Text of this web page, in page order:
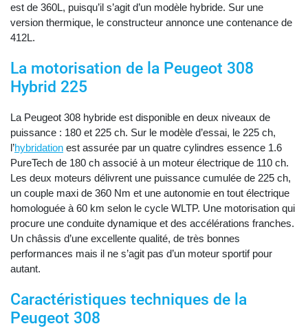
est de 360L, puisqu’il s’agit d’un modèle hybride. Sur une
version thermique, le constructeur annonce une contenance de
412L.
La motorisation de la Peugeot 308
Hybrid 225
La Peugeot 308 hybride est disponible en deux niveaux de
puissance : 180 et 225 ch. Sur le modèle d’essai, le 225 ch,
l’hybridation est assurée par un quatre cylindres essence 1.6
PureTech de 180 ch associé à un moteur électrique de 110 ch.
Les deux moteurs délivrent une puissance cumulée de 225 ch,
un couple maxi de 360 Nm et une autonomie en tout électrique
homologuée à 60 km selon le cycle WLTP. Une motorisation qui
procure une conduite dynamique et des accélérations franches.
Un châssis d’une excellente qualité, de très bonnes
performances mais il ne s’agit pas d’un moteur sportif pour
autant.
Caractéristiques techniques de la
Peugeot 308